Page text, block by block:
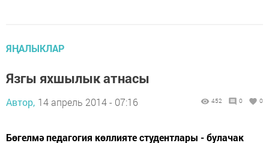
ЯҢАЛЫКЛАР
Язгы яхшылык атнасы
Автор, 14 апрель 2014 - 07:16 452 0 0
Бөгелмә педагогия көллияте студентлары - булачак